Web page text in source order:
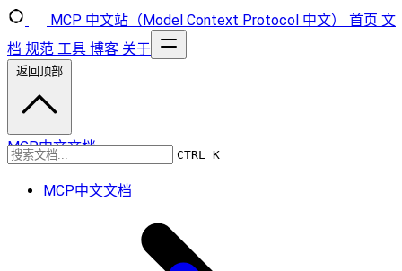
MCP 中文站（Model Context Protocol 中文） 首页 文
档 规范 工具 博客 关于
CTRL K
MCP中文文档
返回顶部
MCP中文文档